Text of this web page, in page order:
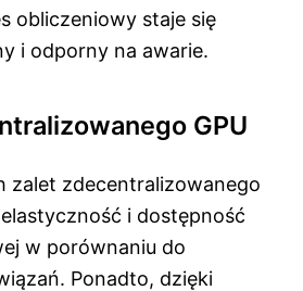
obliczeniowy staje się
i odporny na awarie.
GPU
zalet zdecentralizowanego
i dostępność
w porównaniu do
Ponadto, dzięki